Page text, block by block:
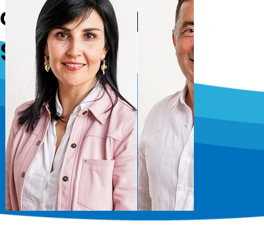
certificado por
SOCHOP